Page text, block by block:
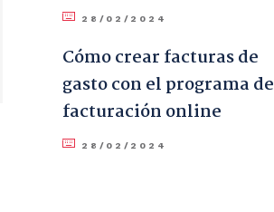
28/02/2024
Cómo crear facturas de
gasto con el programa de
facturación online
28/02/2024